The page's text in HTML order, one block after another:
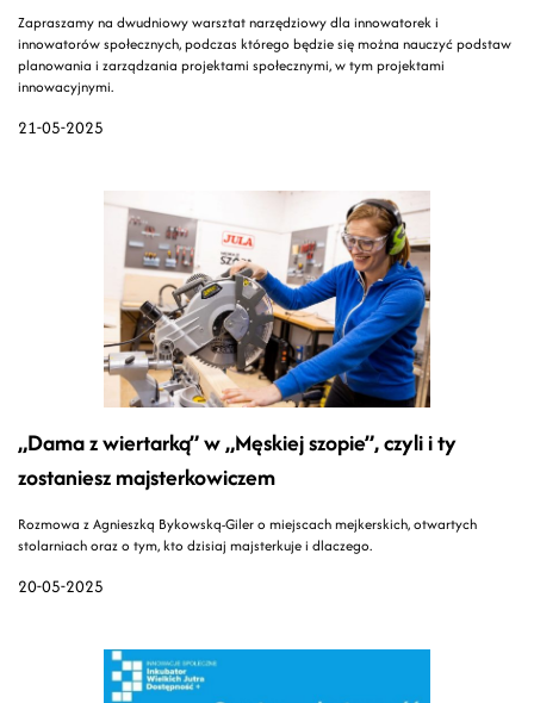
21-05-2025
Zapraszamy na dwudniowy warsztat narzędziowy dla innowatorek i
innowatorów społecznych, podczas którego będzie się można nauczyć podstaw
planowania i zarządzania projektami społecznymi, w tym projektami
innowacyjnymi.
20-05-2025
„Dama z wiertarką” w „Męskiej szopie”, czyli i ty
zostaniesz majsterkowiczem
Rozmowa z Agnieszką Bykowską-Giler o miejscach mejkerskich, otwartych
stolarniach oraz o tym, kto dzisiaj majsterkuje i dlaczego.